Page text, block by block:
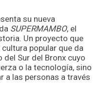
su nueva
SUPERMAMBO, el
Un proyecto que
popular que da
Sur del Bronx cuyo
o la tecnología, sino
a las personas a través